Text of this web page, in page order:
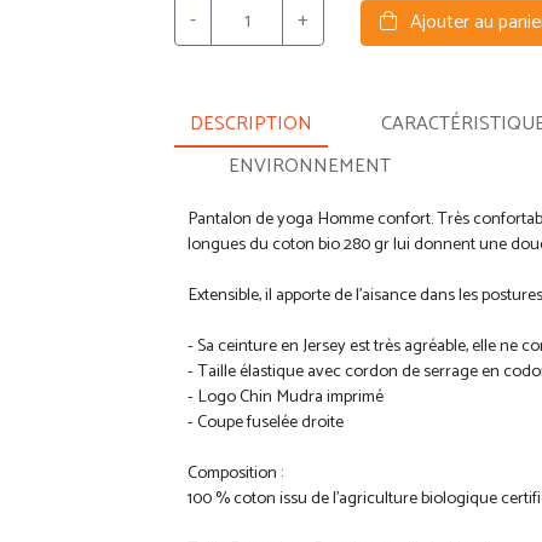
- + Ajouter au
DESCRIPTION
ENVIRONNEMENT
Pantalon de yoga Homme confort. Très
longues du coton bio 280 gr lui donnent une
Extensible, il apporte de l’aisance dans les
- Sa ceinture en Jersey est très agréable, elle ne
- Taille élastique avec cordon de serrage en
- Logo Chin Mudra imprimé
- Coupe fuselée droite
Composition :
100 % coton issu de l'agriculture biologique